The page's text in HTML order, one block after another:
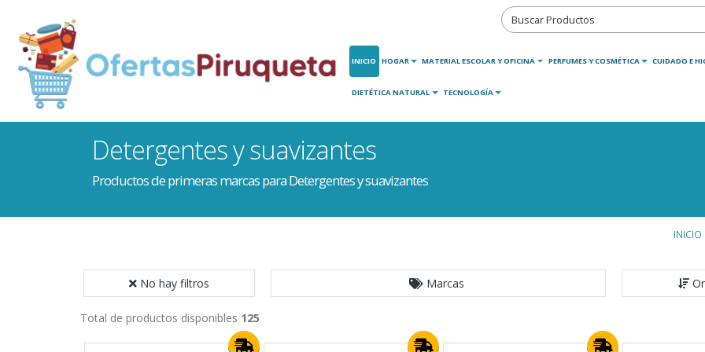
INICIO HOGAR MATERIAL ESCOLAR Y OFICINA PERFUMES Y COSMÉTICA CUIDADO E
DIETÉTICA NATURAL TECNOLOGÍA
Detergentes y suavizantes
Productos de primeras marcas para Detergentes y suavizantes
INICIO
No hay filtros Marcas
Total de productos disponibles 125